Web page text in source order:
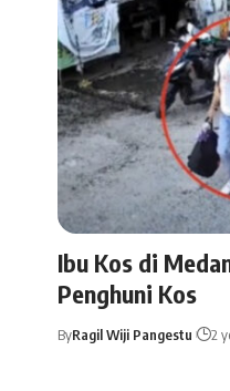
Ibu Kos di
Penghuni Kos
ByRagil Wiji Pangestu 2